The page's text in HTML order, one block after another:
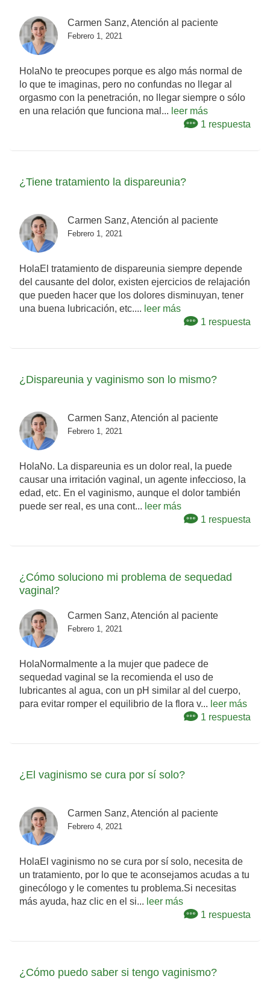
Carmen Sanz, Atención al paciente
Febrero 1, 2021
HolaNo te preocupes porque es algo más normal de
lo que te imaginas, pero no confundas no llegar al
orgasmo con la penetración, no llegar siempre o sólo
en una relación que funciona mal... leer más
1 respuesta
¿Tiene tratamiento la dispareunia?
Carmen Sanz, Atención al paciente
Febrero 1, 2021
HolaEl tratamiento de dispareunia siempre depende
del causante del dolor, existen ejercicios de relajación
que pueden hacer que los dolores disminuyan, tener
una buena lubricación, etc.... leer más
1 respuesta
¿Dispareunia y vaginismo son lo mismo?
Carmen Sanz, Atención al paciente
Febrero 1, 2021
HolaNo. La dispareunia es un dolor real, la puede
causar una irritación vaginal, un agente infeccioso, la
edad, etc. En el vaginismo, aunque el dolor también
puede ser real, es una cont... leer más
1 respuesta
¿Cómo soluciono mi problema de sequedad
vaginal?
Carmen Sanz, Atención al paciente
Febrero 1, 2021
HolaNormalmente a la mujer que padece de
sequedad vaginal se la recomienda el uso de
lubricantes al agua, con un pH similar al del cuerpo,
para evitar romper el equilibrio de la flora v... leer más
1 respuesta
¿El vaginismo se cura por sí solo?
Carmen Sanz, Atención al paciente
Febrero 4, 2021
HolaEl vaginismo no se cura por sí solo, necesita de
un tratamiento, por lo que te aconsejamos acudas a tu
ginecólogo y le comentes tu problema.Si necesitas
más ayuda, haz clic en el si... leer más
1 respuesta
¿Cómo puedo saber si tengo vaginismo?